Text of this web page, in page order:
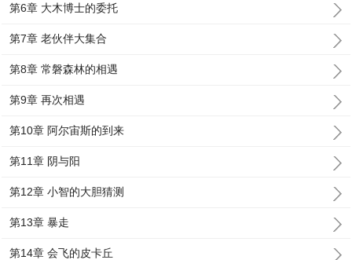
第6章 大木博士的委托
第7章 老伙伴大集合
第8章 常磐森林的相遇
第9章 再次相遇
第10章 阿尔宙斯的到来
第11章 阴与阳
第12章 小智的大胆猜测
第13章 暴走
第14章 会飞的皮卡丘